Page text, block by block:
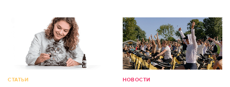
СТАТЬИ НОВОСТИ